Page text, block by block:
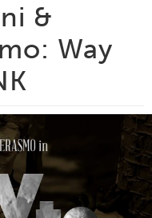
&
Way